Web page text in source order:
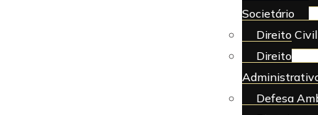
Societário
Direito Civil
Direito
Defesa